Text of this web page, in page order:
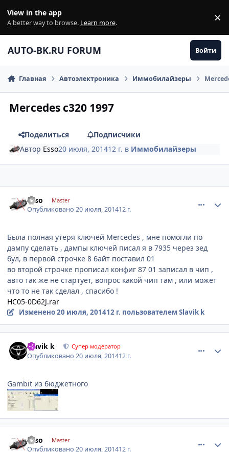
View in the app
A better way to browse. Learn more. ×
AUTO-BK.RU FORUM Войти
Главная Автоэлектроника Иммобилайзеры
Mercedes c320 1997
Поделиться
Подписчики
Автор Esso20 июля, 201412 г. в Иммобилайзеры
Esso Master
Опубликовано20 июля, 201412 г.
Была полная утеря ключей Mercedes , мне помогли по
дампу сделать , дампы ключей писал я в 7935 через зед
бул, в первой строчке 8 байт поставил 01
во второй строчке прописал конфиг 87 01 записал в чип ,
авто так же не стартует, вопрос какой чип там , или может
что то не так сделал , спасибо !
HC05-0D62J.rar
Изменено20 июля, 201412 г. пользователем Slavik k
Slavik k Супер модератор
Опубликовано20 июля, 201412 г.
Gambit из бюджетного
Esso Master
Опубликовано20 июля, 201412 г.